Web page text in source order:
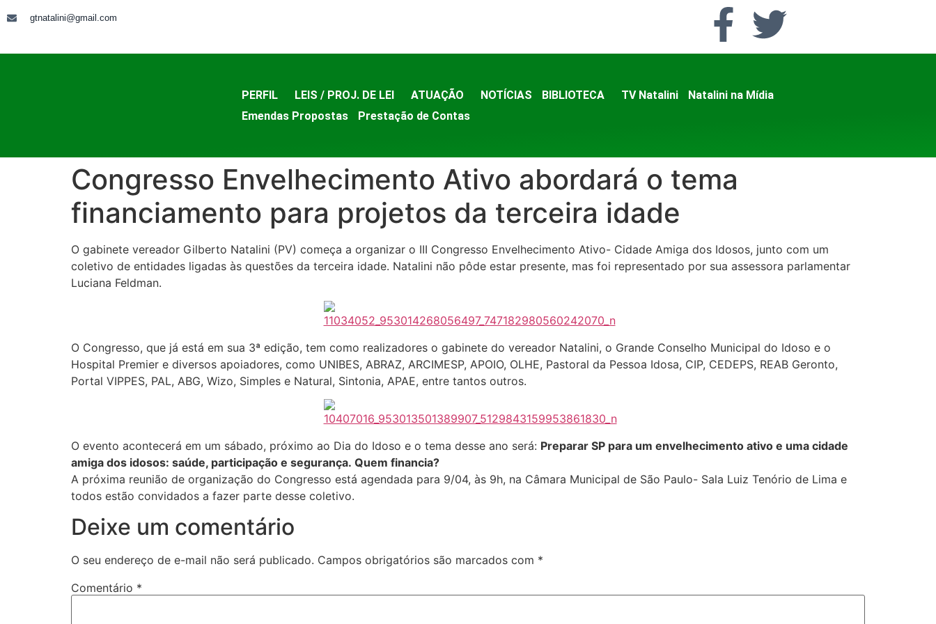
gtnatalini@gmail.com
PERFIL LEIS / PROJ. DE LEI ATUAÇÃO NOTÍCIAS BIBLIOTECA TV Natalini
Natalini na Mídia
Emendas Propostas
Prestação de Contas
Congresso Envelhecimento Ativo abordará o tema
financiamento para projetos da terceira idade
O gabinete vereador Gilberto Natalini (PV) começa a organizar o III Congresso Envelhecimento Ativo- Cidade Amiga dos Idosos, junto com um
coletivo de entidades ligadas às questões da terceira idade. Natalini não pôde estar presente, mas foi representado por sua assessora parlamentar
Luciana Feldman.
O Congresso, que já está em sua 3ª edição, tem como realizadores o gabinete do vereador Natalini, o Grande Conselho Municipal do Idoso e o
Hospital Premier e diversos apoiadores, como UNIBES, ABRAZ, ARCIMESP, APOIO, OLHE, Pastoral da Pessoa Idosa, CIP, CEDEPS, REAB Geronto,
Portal VIPPES, PAL, ABG, Wizo, Simples e Natural, Sintonia, APAE, entre tantos outros.
O evento acontecerá em um sábado, próximo ao Dia do Idoso e o tema desse ano será: Preparar SP para um envelhecimento ativo e uma cidade
amiga dos idosos: saúde, participação e segurança. Quem financia?
A próxima reunião de organização do Congresso está agendada para 9/04, às 9h, na Câmara Municipal de São Paulo- Sala Luiz Tenório de Lima e
todos estão convidados a fazer parte desse coletivo.
Deixe um comentário
O seu endereço de e-mail não será publicado. Campos obrigatórios são marcados com *
Comentário *